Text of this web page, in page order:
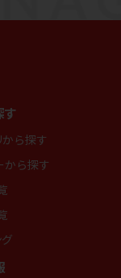
す
から探す
から探す